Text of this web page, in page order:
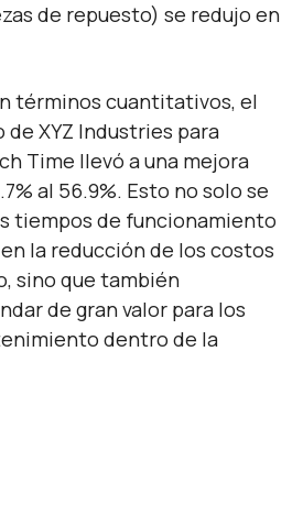
de repuesto) se redujo en
términos cuantitativos, el
XYZ Industries para
Time llevó a una mejora
al 56.9%. Esto no solo se
tiempos de funcionamiento
la reducción de los costos
sino que también
de gran valor para los
dentro de la